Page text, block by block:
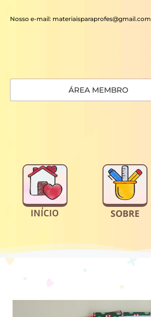
Nosso e-mail: materiaisparaprofes@gmail.com
ÁREA MEMBRO
INÍCIO SOBRE